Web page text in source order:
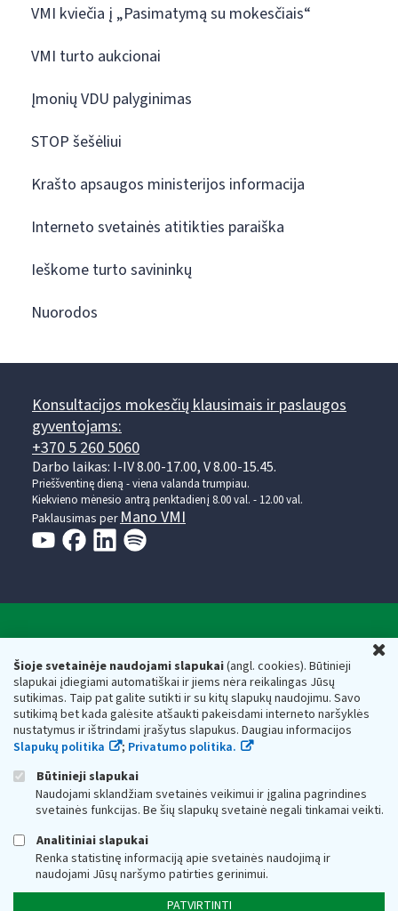
Šioje svetainėje naudojami slapukai(angl. cookies). Būtinieji
slapukai įdiegiami automatiškai ir jiems nėra reikalingas Jūsų
sutikimas. Taip pat galite sutikti ir su kitų slapukų naudojimu. Savo
sutikimą bet kada galėsite atšaukti pakeisdami interneto naršyklės
nustatymus ir ištrindami įrašytus slapukus. Daugiau informacijos
Slapukų politika
; Privatumo politika.
Būtinieji slapukai
Naudojami sklandžiam svetainės veikimui ir įgalina pagrindines
svetainės funkcijas. Be šių slapukų svetainė negali tinkamai veikti.
Analitiniai slapukai
Renka statistinę informaciją apie svetainės naudojimą ir
naudojami Jūsų naršymo patirties gerinimui.
PATVIRTINTI
VMI kviečia į „Pasimatymą su mokesčiais“
VMI turto aukcionai
Įmonių VDU palyginimas
STOP šešėliui
Krašto apsaugos ministerijos informacija
Interneto svetainės atitikties paraiška
Ieškome turto savininkų
Nuorodos
Konsultacijos mokesčių klausimais ir paslaugos
gyventojams:
+370 5 260 5060
Darbo laikas: I-IV 8.00-17.00, V 8.00-15.45.
Prieššventinę dieną - viena valanda trumpiau.
Kiekvieno mėnesio antrą penktadienį 8.00 val. - 12.00 val.
Paklausimas perMano VMI
Valstybinė mokesčių inspekcija prie Lietuvos
Respublikos finansų ministerijos
Biudžetinė įstaiga. Juridinio asmens kodas — 188659752,
adresas: Vasario 16-osios g. 14, 01107 Vilnius, Lietuva, el.paštas:
vmi@vmi.lt , E. pristatymo dėžutės adresas 188659752
Duomenys apie Valstybinę mokesčių inspekciją prie Lietuvos
Respublikos finansų ministerijos kaupiami ir saugomi Juridinių